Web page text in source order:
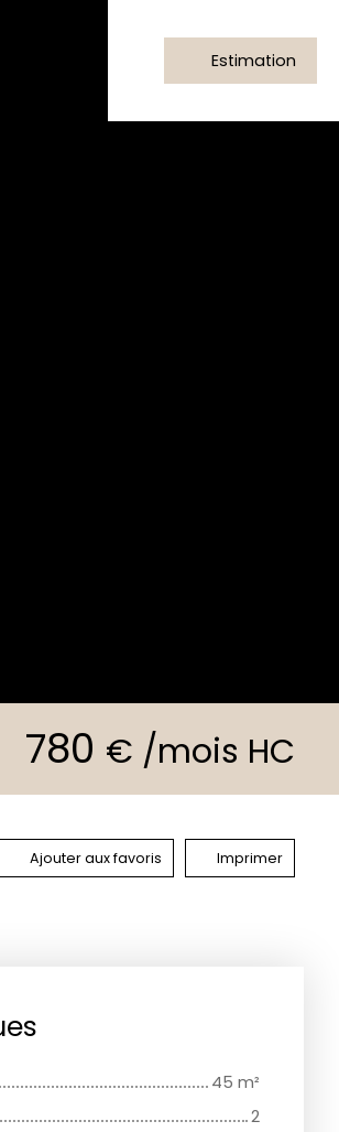
Estimation
780 € /mois HC
Ajouter aux favoris Imprimer
45 m²
2